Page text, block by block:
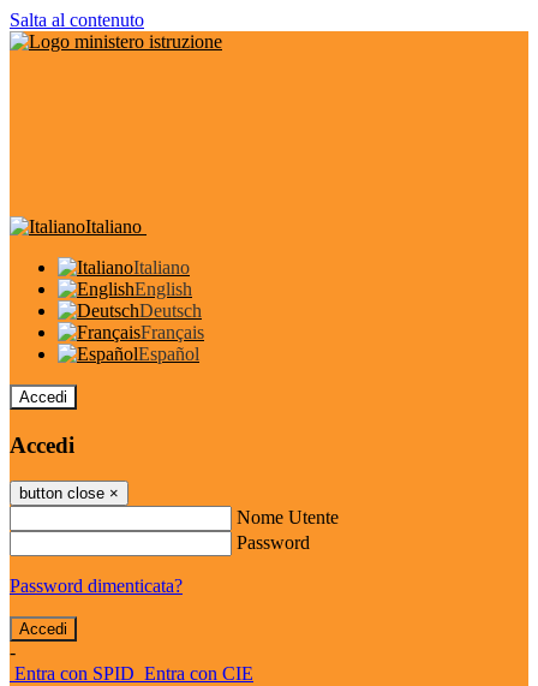
Salta al contenuto
Italiano
Italiano
English
Deutsch
Français
Español
Accedi
Accedi
button close ×
Nome Utente
Password
Password dimenticata?
-
Entra con SPID Entra con CIE